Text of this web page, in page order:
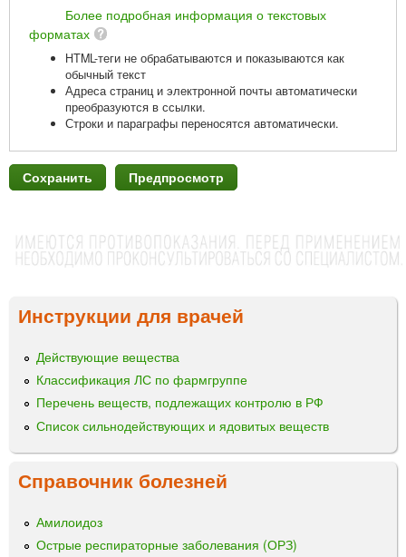
Более подробная информация о текстовых
форматах
HTML-теги не обрабатываются и показываются как
обычный текст
Адреса страниц и электронной почты автоматически
преобразуются в ссылки.
Строки и параграфы переносятся автоматически.
Инструкции для врачей
Действующие вещества
Классификация ЛС по фармгруппе
Перечень веществ, подлежащих контролю в РФ
Список сильнодействующих и ядовитых веществ
Справочник болезней
Амилоидоз
Острые респираторные заболевания (ОРЗ)